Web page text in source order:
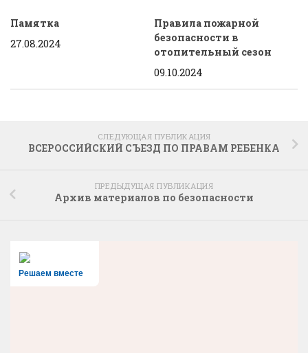
Памятка
27.08.2024
Правила пожарной
безопасности в
отопительный сезон
09.10.2024
СЛЕДУЮЩАЯ ПУБЛИКАЦИЯ
ВСЕРОССИЙСКИЙ СЪЕЗД ПО ПРАВАМ РЕБЕНКА
ПРЕДЫДУЩАЯ ПУБЛИКАЦИЯ
Архив материалов по безопасности
Решаем вместе